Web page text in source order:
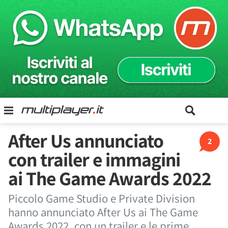
2
After Us annunciato
con trailer e immagini
ai The Game Awards 2022
Piccolo Game Studio e Private Division
hanno annunciato After Us ai The Game